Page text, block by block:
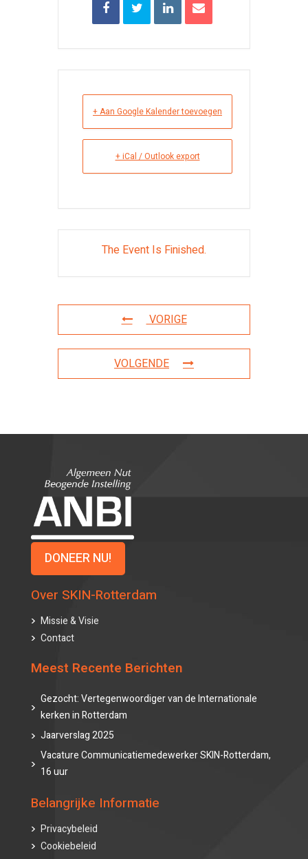
+ Aan Google Kalender toevoegen
+ iCal / Outlook export
The Event Is Finished.
VORIGE
VOLGENDE
Over SKIN-Rotterdam
Missie & Visie
Contact
Meest Recente Berichten
Gezocht: Vertegenwoordiger van de Internationale
kerken in Rotterdam
Jaarverslag 2025
Vacature Communicatiemedewerker SKIN-Rotterdam,
16 uur
Belangrijke Informatie
Privacybeleid
Cookiebeleid